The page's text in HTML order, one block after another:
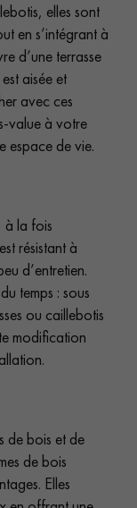
!
elles sont
en s’intégrant à
d’une terrasse
aisée et
avec ces
value à votre
espace de vie.
à la fois
résistant à
d’entretien.
temps : sous
ou caillebotis
modification
de bois et de
de bois
Elles